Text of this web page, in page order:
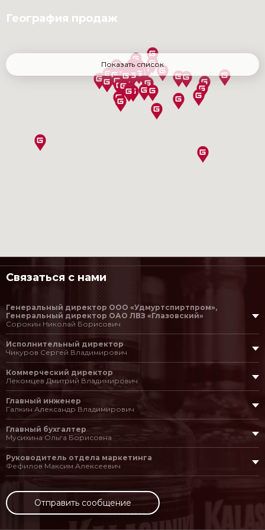
География продаж
Показать список
Азербайджан
Бардымский р-н
Верхнекамский р-н
Владивосток г.
Воткинский р-н
Вятскополянский р-н
Германия
Глазов г.
Глазовский р-н
Граховский р-н
Дагестан
Дебесский р-н
Екатеринбург г.
Еловский р-н
Завьяловский р-н
Игринский р-н
Ижевск г.
Связаться с нами
Генеральный директор ООО «Удмуртспиртпром»,
Генеральный директор ОАО ЛВЗ «Глазовский»
Сорокин Николай Борисович
+7 (34141) 5-33-32
факс +7 (34141) 5-65-97
Исполнительный директор
Чикуров Сергей Владимирович
+7 (34141) 5-33-30
+7 (34141) 5-33-32
csv.glvz@gmail.com
Коммерческий директор
Лекомцев Дмитрий Владимирович
+7 (34141) 3-69-79
mail@ldvglvz.ru
Главный инженер
Галкин Александр Владимирович
+7 (34141) 3-68-52
glavin@glvz.ru
Главный бухгалтер
Мусихина Ольга Борисовна
+7 (34141) 3-32-90
musihina@glvz.ru
Руководитель отдела маркетинга
Фефилов Максим Алексеевич
+7 (34141) 3-20-40
maksfef@yandex.ru
Отправить сообщение